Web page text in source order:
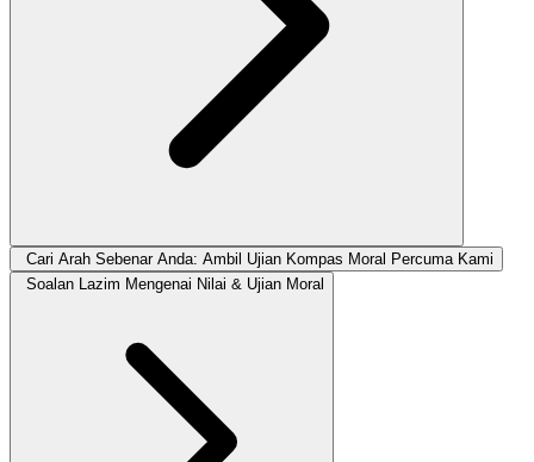
Cari Arah Sebenar Anda: Ambil Ujian Kompas Moral Percuma Kami
Soalan Lazim Mengenai Nilai & Ujian Moral